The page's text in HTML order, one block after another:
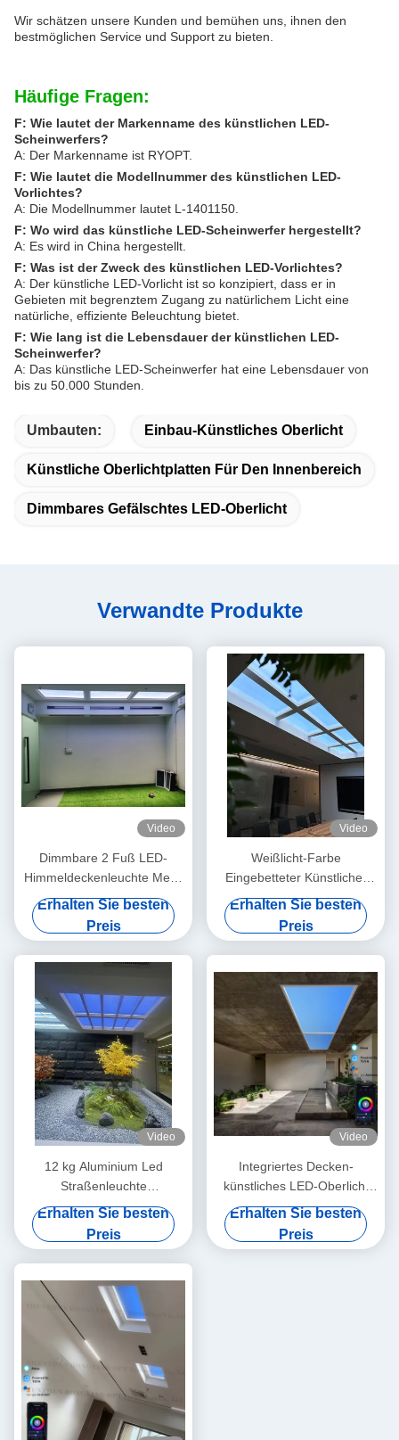
Wir schätzen unsere Kunden und bemühen uns, ihnen den
bestmöglichen Service und Support zu bieten.
Häufige Fragen:
F: Wie lautet der Markenname des künstlichen LED-
Scheinwerfers?
A: Der Markenname ist RYOPT.
F: Wie lautet die Modellnummer des künstlichen LED-
Vorlichtes?
A: Die Modellnummer lautet L-1401150.
F: Wo wird das künstliche LED-Scheinwerfer hergestellt?
A: Es wird in China hergestellt.
F: Was ist der Zweck des künstlichen LED-Vorlichtes?
A: Der künstliche LED-Vorlicht ist so konzipiert, dass er in
Gebieten mit begrenztem Zugang zu natürlichem Licht eine
natürliche, effiziente Beleuchtung bietet.
F: Wie lang ist die Lebensdauer der künstlichen LED-
Scheinwerfer?
A: Das künstliche LED-Scheinwerfer hat eine Lebensdauer von
bis zu 50.000 Stunden.
Umbauten: Einbau-Künstliches Oberlicht
Künstliche Oberlichtplatten Für Den Innenbereich
Dimmbares Gefälschtes LED-Oberlicht
Verwandte Produkte
Video
Dimmbare 2 Fuß LED-
Himmeldeckenleuchte Mesh
5.0 DALI und 0-10V 150W
Bereich Szenenmodi
Erhalten Sie besten
Preis
Video
Weißlicht-Farbe
Eingebetteter Künstlicher
LED-Oberlicht 12kg
Einbaumethode für Gewerbe
Erhalten Sie besten
Preis
Video
12 kg Aluminium Led
Straßenleuchte
L600*W600*H220 mm Ideal
Außenbeleuchtung
Erhalten Sie besten
Preis
Video
Integriertes Decken-
künstliches LED-Oberlicht
Einbau Alexa Tuya Control
Erhalten Sie besten
Preis